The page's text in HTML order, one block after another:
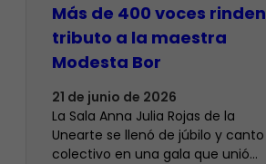
Más de 400 voces rinden
tributo a la maestra
Modesta Bor
21 de junio de 2026
​La Sala Anna Julia Rojas de la
Unearte se llenó de júbilo y canto
colectivo en una gala que unió…